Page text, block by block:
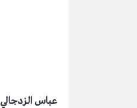
عباس الزدجالي